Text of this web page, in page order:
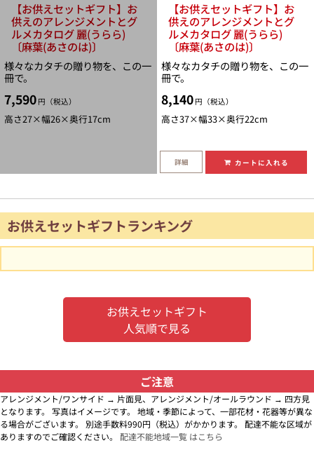
【お供えセットギフト】お
供えのアレンジメントとグ
ルメカタログ 麗(うらら)
〔麻葉(あさのは)〕
様々なカタチの贈り物を、この一
冊で。
7,590 円（税込）
高さ27×幅26×奥行17cm
【お供えセットギフト】お
供えのアレンジメントとグ
ルメカタログ 麗(うらら)
〔麻葉(あさのは)〕
様々なカタチの贈り物を、この一
冊で。
8,140 円（税込）
高さ37×幅33×奥行22cm
詳細 カートに入れる
お供えセットギフトランキング
お供えセットギフト
人気順で見る
ご注意
アレンジメント/ワンサイド → 片面見、アレンジメント/オールラウンド → 四方見
となります。 写真はイメージです。 地域・季節によって、一部花材・花器等が異な
る場合がございます。 別途手数料990円（税込）がかかります。 配達不能な区域が
ありますのでご確認ください。 配達不能地域一覧 はこちら